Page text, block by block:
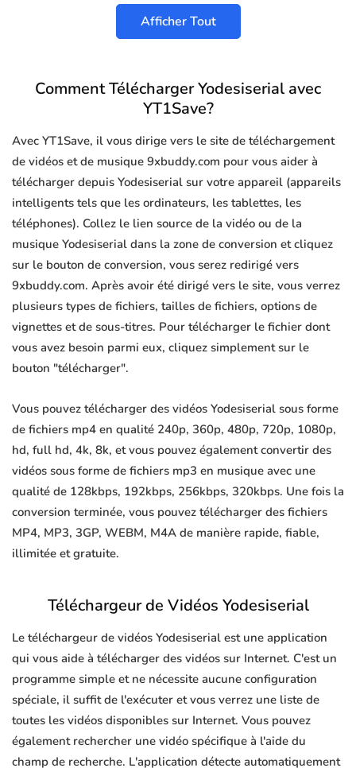
Afficher Tout
Comment Télécharger Yodesiserial avec
YT1Save?
Avec YT1Save, il vous dirige vers le site de téléchargement
de vidéos et de musique 9xbuddy.com pour vous aider à
télécharger depuis Yodesiserial sur votre appareil (appareils
intelligents tels que les ordinateurs, les tablettes, les
téléphones). Collez le lien source de la vidéo ou de la
musique Yodesiserial dans la zone de conversion et cliquez
sur le bouton de conversion, vous serez redirigé vers
9xbuddy.com. Après avoir été dirigé vers le site, vous verrez
plusieurs types de fichiers, tailles de fichiers, options de
vignettes et de sous-titres. Pour télécharger le fichier dont
vous avez besoin parmi eux, cliquez simplement sur le
bouton "télécharger".
Vous pouvez télécharger des vidéos Yodesiserial sous forme
de fichiers mp4 en qualité 240p, 360p, 480p, 720p, 1080p,
hd, full hd, 4k, 8k, et vous pouvez également convertir des
vidéos sous forme de fichiers mp3 en musique avec une
qualité de 128kbps, 192kbps, 256kbps, 320kbps. Une fois la
conversion terminée, vous pouvez télécharger des fichiers
MP4, MP3, 3GP, WEBM, M4A de manière rapide, fiable,
illimitée et gratuite.
Téléchargeur de Vidéos Yodesiserial
Le téléchargeur de vidéos Yodesiserial est une application
qui vous aide à télécharger des vidéos sur Internet. C'est un
programme simple et ne nécessite aucune configuration
spéciale, il suffit de l'exécuter et vous verrez une liste de
toutes les vidéos disponibles sur Internet. Vous pouvez
également rechercher une vidéo spécifique à l'aide du
champ de recherche. L'application détecte automatiquement